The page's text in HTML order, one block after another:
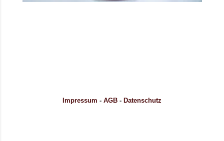
Impressum - AGB - Datenschutz